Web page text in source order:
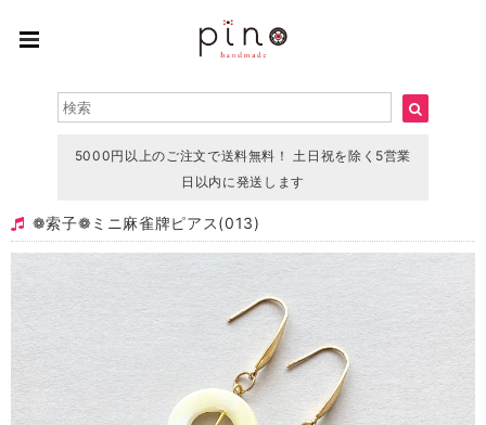
5000円以上のご注文で送料無料！ 土日祝を除く5営業
日以内に発送します
❁ 索子❁ ミニ麻雀牌ピアス(013)